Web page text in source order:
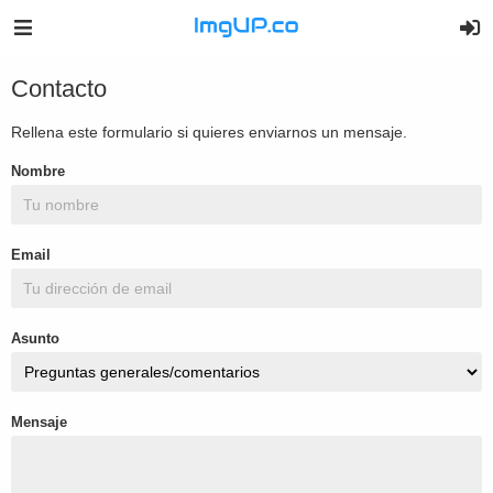
Contacto
Rellena este formulario si quieres enviarnos un mensaje.
Nombre
Email
Asunto
Mensaje